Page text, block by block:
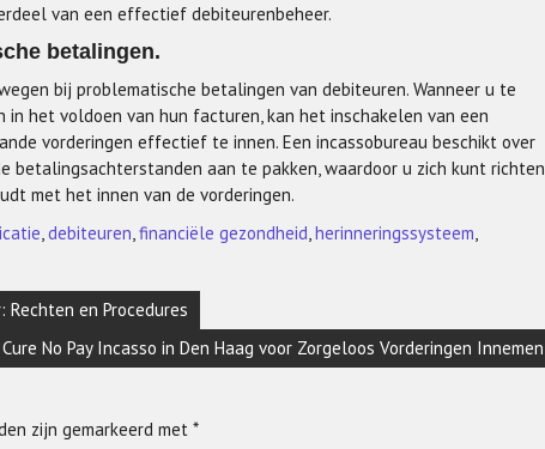
van een effectief debiteurenbeheer.
betalingen.
bij problematische betalingen van debiteuren. Wanneer u te
het voldoen van hun facturen, kan het inschakelen van een
vorderingen effectief te innen. Een incassobureau beschikt over
betalingsachterstanden aan te pakken, waardoor u zich kunt richten
met het innen van de vorderingen.
,debiteuren,financiële gezondheid,herinneringssysteem,
en Procedures
No Pay Incasso in Den Haag voor Zorgeloos Vorderingen Innemen
zijn gemarkeerd met *